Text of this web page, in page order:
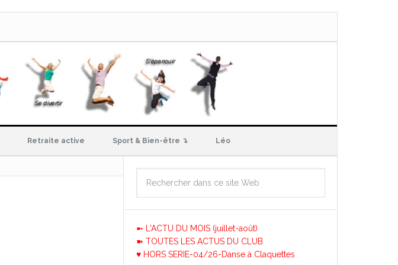
Retraite active Sport & Bien-être ↴ Léo
➼ L'ACTU DU MOIS (juillet-août)
➽ TOUTES LES ACTUS DU CLUB
♥ HORS SERIE-04/26-Danse à Claquettes